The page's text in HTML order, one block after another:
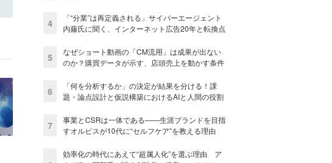
4
「“分業”は再定義される」サイバーエージェント
内藤氏に聞く、インターネット広告20年と転換点
5
なぜショート動画の「CM流用」は成果が出ない
のか？購買データが示す、店頭売上を動かす条件
6
「何を分析するか」の決定が結果を分ける！課
題・論点設計と仮説構築におけるAIと人間の役割
7
事業とCSRは一体である――生涯ブランドを目指
すオルビスが10代に“セルフケア”を教える理由
効率化の時代にあえて“超属人化”を選ぶ理由 ア